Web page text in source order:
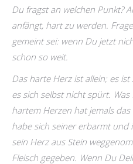
Du fragst an welchen Punkt?
anfängt, hart zu werden.
gemeint sei: wenn Du jetzt
schon so weit.
Das harte Herz ist allein; es
es sich selbst nicht spürt.
hartem Herzen hat jemals
habe sich seiner erbarmt und
sein Herz aus Stein
Fleisch gegeben. Wenn Du